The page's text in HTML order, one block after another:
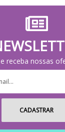
receba nossas